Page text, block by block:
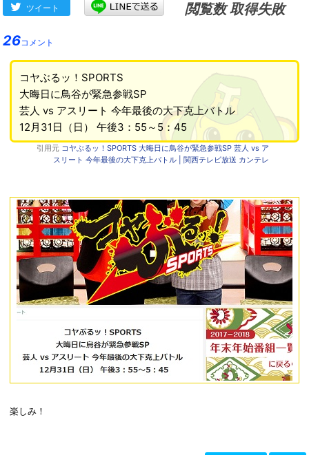
ツイート
閲覧数 取得失敗
26コメント
コヤぶるッ！SPORTS
大晦日に鳥谷が緊急参戦SP
芸人 vs アスリート 今年最後の大下克上バトル
12月31日（日） 午後3：55～5：45
引用元 コヤぶるッ！SPORTS 大晦日に鳥谷が緊急参戦SP 芸人 vs ア
スリート 今年最後の大下克上バトル | 関西テレビ放送 カンテレ
楽しみ！